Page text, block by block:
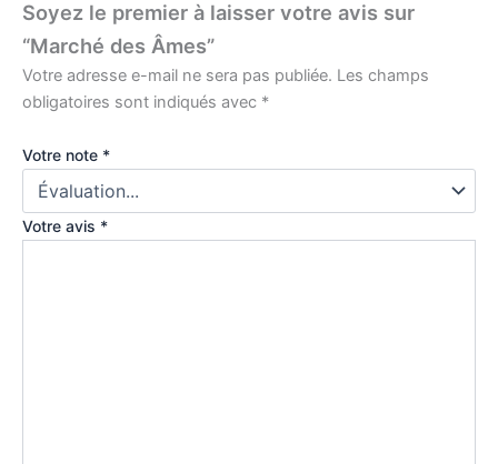
Soyez le premier à laisser votre avis sur
“Marché des Âmes”
Votre adresse e-mail ne sera pas publiée. Les champs
obligatoires sont indiqués avec *
Votre note *
Votre avis *